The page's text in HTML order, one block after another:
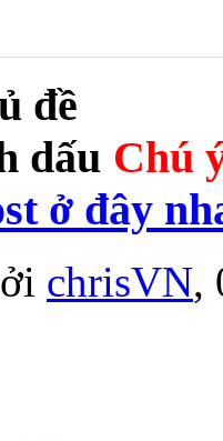
Chú
ở đây
chrisVN,